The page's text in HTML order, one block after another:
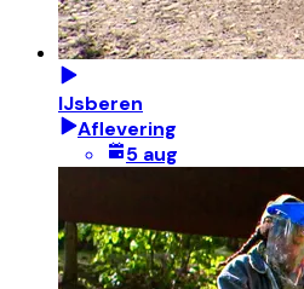
IJsberen
Aflevering
5 aug